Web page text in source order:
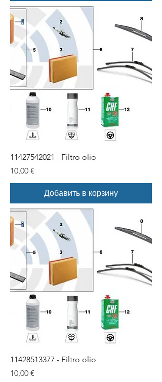
11427542021 - Filtro olio
Цена
10,00 €
Добавить в корзину
11428513377 - Filtro olio
Цена
10,00 €